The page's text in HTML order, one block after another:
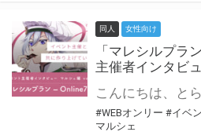
同人 女性向け
「マレシルプラ
主催者インタビ
#WEBオンリー #イベ
マルシェ